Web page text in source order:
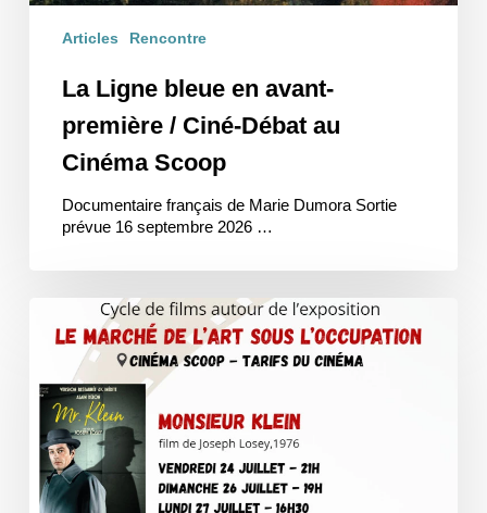
Articles Rencontre
La Ligne bleue en avant-
première / Ciné-Débat au
Cinéma Scoop
Documentaire français de Marie Dumora Sortie
prévue 16 septembre 2026 …
Cinéma
du
Marché
l’Art
sous
l’occupation